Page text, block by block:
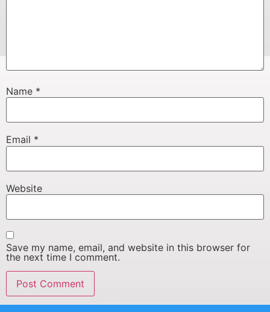
Name *
Email *
Website
Save my name, email, and website in this browser for
the next time I comment.